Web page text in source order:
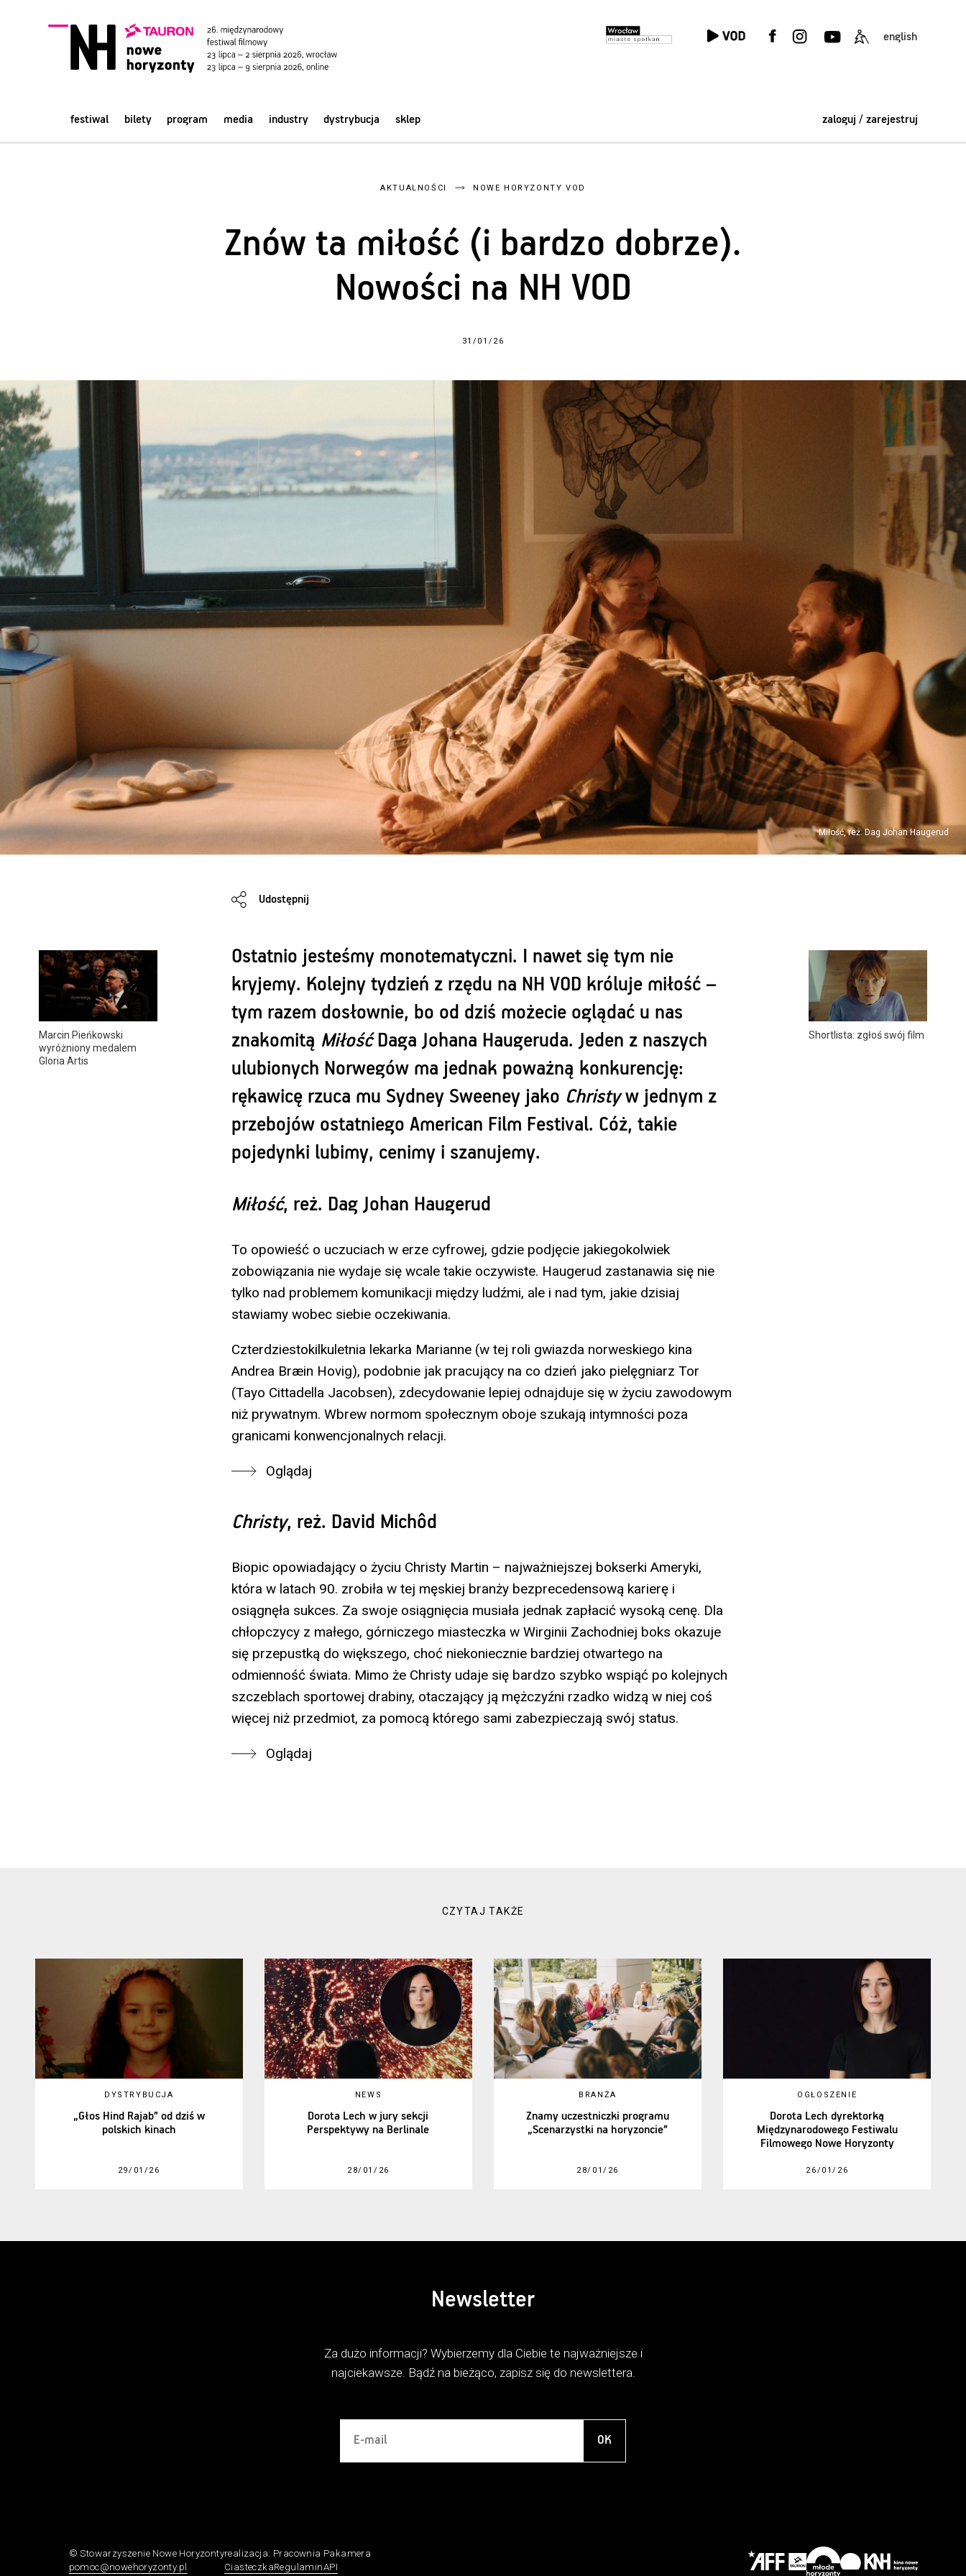
english
festiwal bilety program media industry dystrybucja sklep zaloguj / zarejestruj
AKTUALNOŚCI NOWE HORYZONTY VOD
Znów ta miłość (i bardzo dobrze).
Nowości na NH VOD
31/01/26
Miłość, reż. Dag Johan Haugerud
Udostępnij
Marcin Pieńkowski
wyróżniony medalem
Gloria Artis
Shortlista: zgłoś swój film
Ostatnio jesteśmy monotematyczni. I nawet się tym nie
kryjemy. Kolejny tydzień z rzędu na NH VOD króluje miłość –
tym razem dosłownie, bo od dziś możecie oglądać u nas
znakomitą MiłośćDaga Johana Haugeruda. Jeden z naszych
ulubionych Norwegów ma jednak poważną konkurencję:
rękawicę rzuca mu Sydney Sweeney jako Christyw jednym z
przebojów ostatniego American Film Festival. Cóż, takie
pojedynki lubimy, cenimy i szanujemy.
Miłość, reż. Dag Johan Haugerud
To opowieść o uczuciach w erze cyfrowej, gdzie podjęcie jakiegokolwiek
zobowiązania nie wydaje się wcale takie oczywiste. Haugerud zastanawia się nie
tylko nad problemem komunikacji między ludźmi, ale i nad tym, jakie dzisiaj
stawiamy wobec siebie oczekiwania.
Czterdziestokilkuletnia lekarka Marianne (w tej roli gwiazda norweskiego kina
Andrea Bræin Hovig), podobnie jak pracujący na co dzień jako pielęgniarz Tor
(Tayo Cittadella Jacobsen), zdecydowanie lepiej odnajduje się w życiu zawodowym
niż prywatnym. Wbrew normom społecznym oboje szukają intymności poza
granicami konwencjonalnych relacji.
Oglądaj
Christy, reż. David Michôd
Biopic opowiadający o życiu Christy Martin – najważniejszej bokserki Ameryki,
która w latach 90. zrobiła w tej męskiej branży bezprecedensową karierę i
osiągnęła sukces. Za swoje osiągnięcia musiała jednak zapłacić wysoką cenę. Dla
chłopczycy z małego, górniczego miasteczka w Wirginii Zachodniej boks okazuje
się przepustką do większego, choć niekoniecznie bardziej otwartego na
odmienność świata. Mimo że Christy udaje się bardzo szybko wspiąć po kolejnych
szczeblach sportowej drabiny, otaczający ją mężczyźni rzadko widzą w niej coś
więcej niż przedmiot, za pomocą którego sami zabezpieczają swój status.
Oglądaj
CZYTAJ TAKŻE
DYSTRYBUCJA
„Głos Hind Rajab” od dziś w
polskich kinach
29/01/26
NEWS
Dorota Lech w jury sekcji
Perspektywy na Berlinale
28/01/26
BRANŻA
Znamy uczestniczki programu
„Scenarzystki na horyzoncie”
28/01/26
OGŁOSZENIE
Dorota Lech dyrektorką
Międzynarodowego Festiwalu
Filmowego Nowe Horyzonty
26/01/26
Newsletter
Za dużo informacji? Wybierzemy dla Ciebie te najważniejsze i
najciekawsze. Bądź na bieżąco, zapisz się do newslettera.
OK
© Stowarzyszenie Nowe Horyzonty
pomoc@nowehoryzonty.pl
realizacja: Pracownia Pakamera
CiasteczkaRegulaminAPI